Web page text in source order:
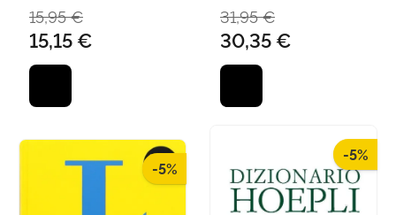
15,95 €
15,15 €
CONXA
31,95 €
30,35 €
-5%
-5%